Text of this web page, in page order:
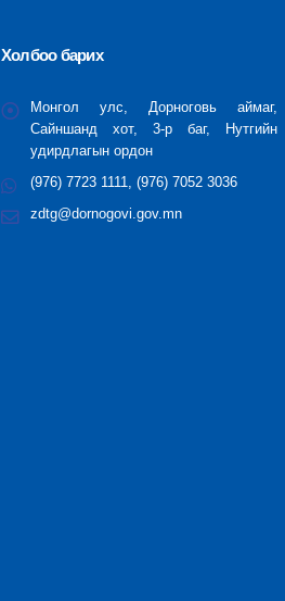
Холбоо барих
Монгол улс, Дорноговь аймаг,
Сайншанд хот, 3-р баг, Нутгийн
удирдлагын ордон
(976) 7723 1111, (976) 7052 3036
zdtg@dornogovi.gov.mn